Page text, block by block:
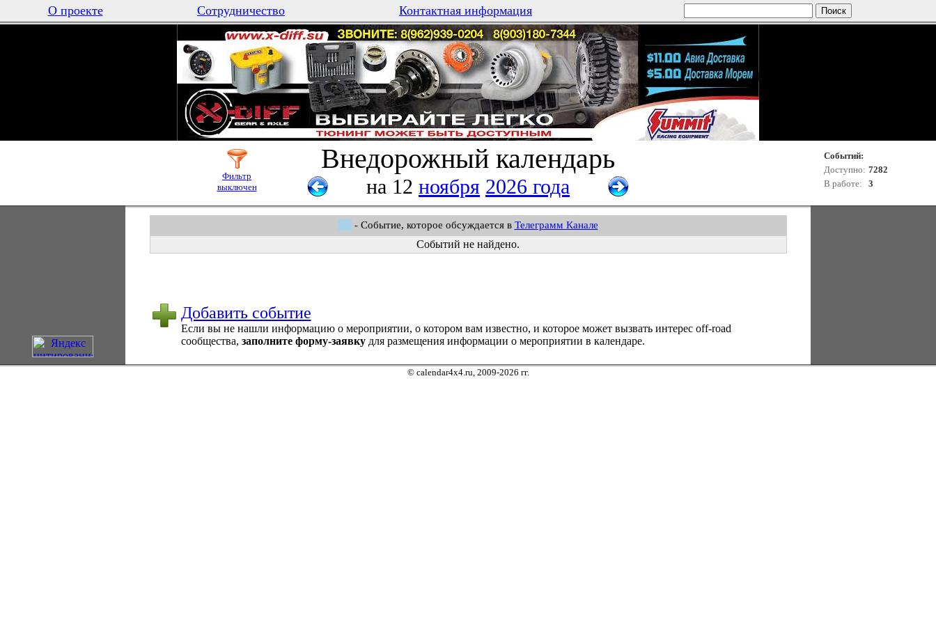
О проекте Сотрудничество Контактная информация
Фильтр
выключен
Внедорожный календарь
на 12 ноября 2026 года
Событий:
Доступно: 7282
В работе:
3
- Событие, которое обсуждается в Телеграмм Канале
Событий не найдено.
Добавить событие
Если вы не нашли информацию о мероприятии, о котором вам известно, и которое может вызвать интерес оff-road
сообщества, заполните форму-заявкудля размещения информации о мероприятии в календаре.
© calendar4x4.ru, 2009-2026 гг.